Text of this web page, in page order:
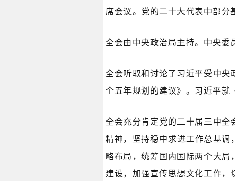
席会议。党的二十大代表中部分
全会由中央政治局主持。中央委
全会听取和讨论了习近平受中央
个五年规划的建议》。习近平就
全会充分肯定党的二十届三中全
精神，坚持稳中求进工作总基调
略布局，统筹国内国际两个大
建设，加强宣传思想文化工作